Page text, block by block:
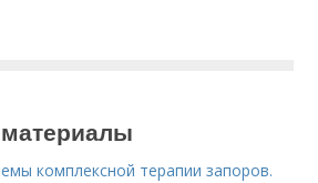
комплексной терапии запоров.